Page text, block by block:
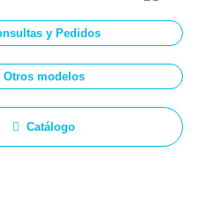
y Pedidos
Otros modelos
Catálogo